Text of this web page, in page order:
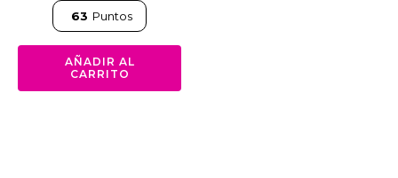
63 Puntos
AÑADIR AL
CARRITO